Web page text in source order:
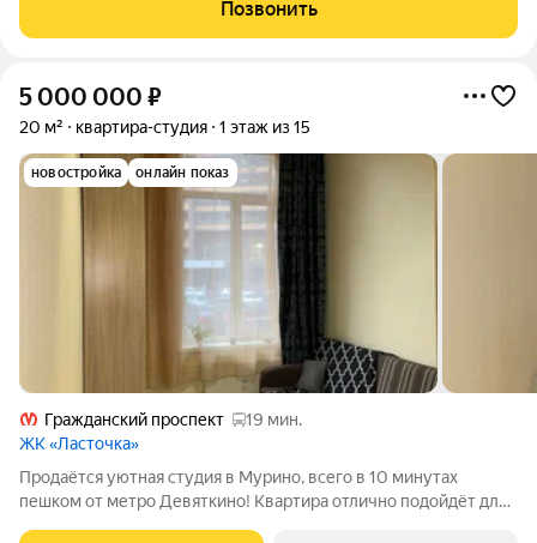
цветовую палитру. Особенность комплекса
Позвонить
5 000 000 ₽
20 м² квартира-студия 1 этаж из 15
новостройка онлайн показ
Гражданский проспект
19 мин.
ЖК «Ласточка»
Продаётся уютная студия в Мурино, всего в 10 минутах
пешком от метро Девяткино! Квартира отлично подойдёт для